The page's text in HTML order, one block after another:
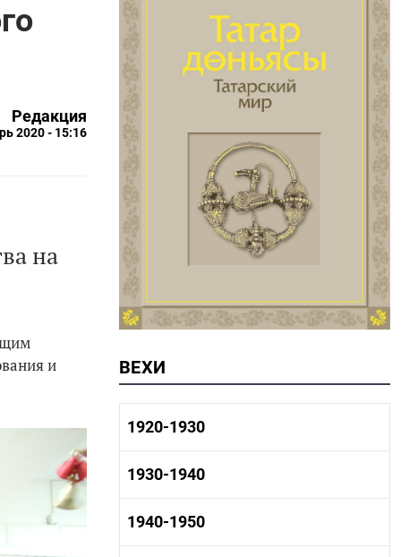
Редакция
2020 - 15:16
на
и
ВЕХИ
1920-1930
1920-1930 история
1920-1930 культура
1930-1940
1930-1940 история
1930-1940 культура
1940-1950